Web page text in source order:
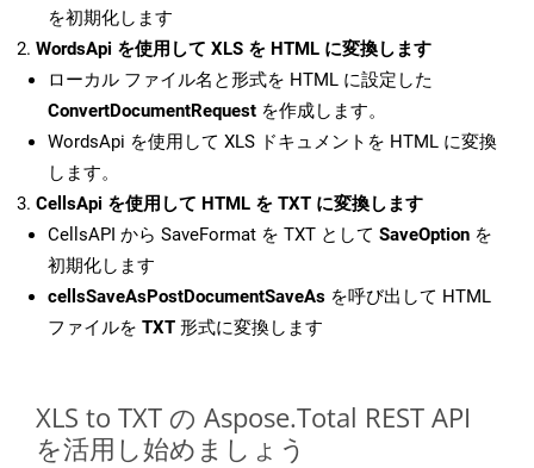
を初期化します
WordsApi を使用して XLS を HTML に変換します
ローカル ファイル名と形式を HTML に設定した
ConvertDocumentRequest を作成します。
WordsApi を使用して XLS ドキュメントを HTML に変換
します。
CellsApi を使用して HTML を TXT に変換します
CellsAPI から SaveFormat を TXT として SaveOption を
初期化します
cellsSaveAsPostDocumentSaveAs を呼び出して HTML
ファイルを TXT 形式に変換します
XLS to TXT の Aspose.Total REST API
を活用し始めましょう